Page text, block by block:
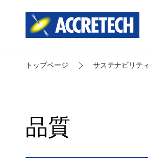
トップページ サステナビリティ
品質